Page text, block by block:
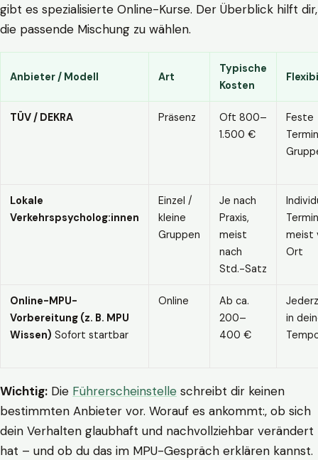
gibt es spezialisierte Online-Kurse. Der Überblick hilft dir,
die passende Mischung zu wählen.
Anbieter / Modell Art
Typische
Kosten
TÜV / DEKRA Präsenz
Oft 800–
1.500 €
Feste
Lokale
Verkehrspsycholog:innen
Einzel /
kleine
Gruppen
Je nach
Praxis,
meist
nach
Std.-Satz
meist
Ort
Online-MPU-
Vorbereitung (z. B. MPU
Wissen) Sofort startbar
Online
Ab ca.
200–
400 €
in
Wichtig: Die Führerscheinstelle schreibt dir keinen
bestimmten Anbieter vor. Worauf es ankommt:, ob sich
dein Verhalten glaubhaft und nachvollziehbar verändert
hat – und ob du das im MPU-Gespräch erklären kannst.